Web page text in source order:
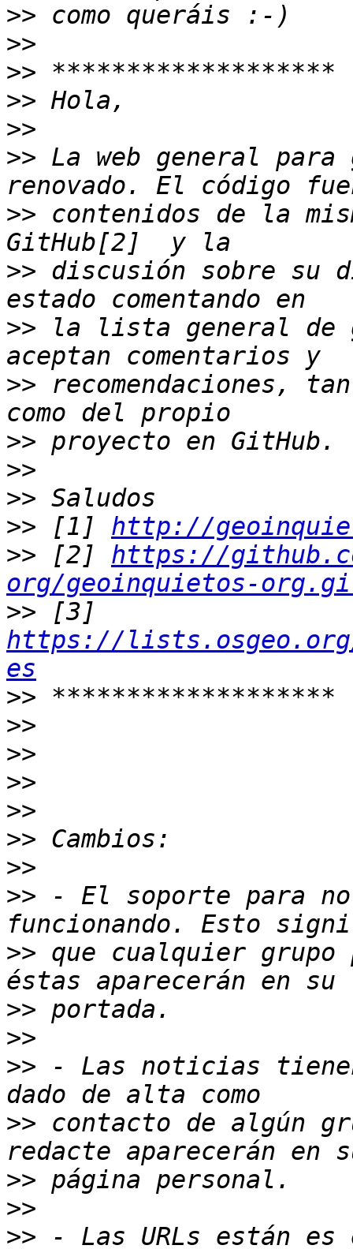
>>
>>
>>
>>
>>
>> La web general
>> contenidos de la
>> discusión sobre su
>> la lista general de
>> recomendaciones,
>>
>>
>>
>> [1] http://
>> [2] https://
org/geoinquietos-
>>
https://
es
>>
>>
>>
>>
>>
>>
>>
>> - El soporte para
>> que cualquier
>>
>>
>> - Las noticias
>> contacto de algún
>>
>>
>>